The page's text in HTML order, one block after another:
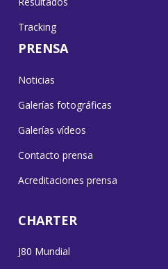
Tracking
PRENSA
Noticias
Galerías fotográficas
Galerías vídeos
Contacto prensa
Acreditaciones prensa
CHARTER
J80 Mundial